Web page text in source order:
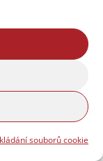
souborů cookie